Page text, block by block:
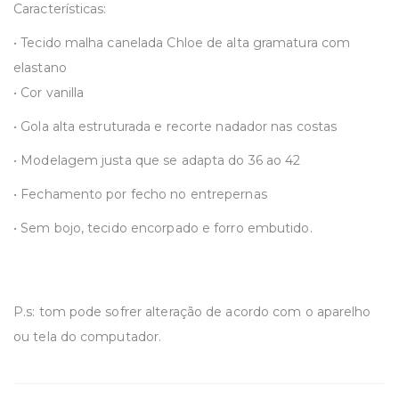
Características:
• Tecido malha canelada Chloe de alta gramatura com
elastano
• Cor vanilla
• Gola alta estruturada e recorte nadador nas costas
• Modelagem justa que se adapta do 36 ao 42
• Fechamento por fecho no entrepernas
• Sem bojo, tecido encorpado e forro embutido.
P.s: tom pode sofrer alteração de acordo com o aparelho
ou tela do computador.